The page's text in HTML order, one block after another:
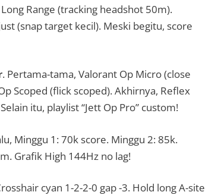
Range (tracking headshot 50m).
(snap target kecil). Meski begitu, score
. Pertama-tama, Valorant Op Micro (close
Scoped (flick scoped). Akhirnya, Reflex
itu, playlist “Jett Op Pro” custom!
Minggu 1: 70k score. Minggu 2: 85k.
Grafik High 144Hz no lag!
cyan 1-2-2-0 gap -3. Hold long A-site